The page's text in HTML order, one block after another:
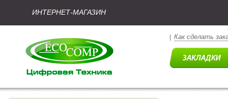
ИНТЕРНЕТ-МАГАЗИН
Как сделать